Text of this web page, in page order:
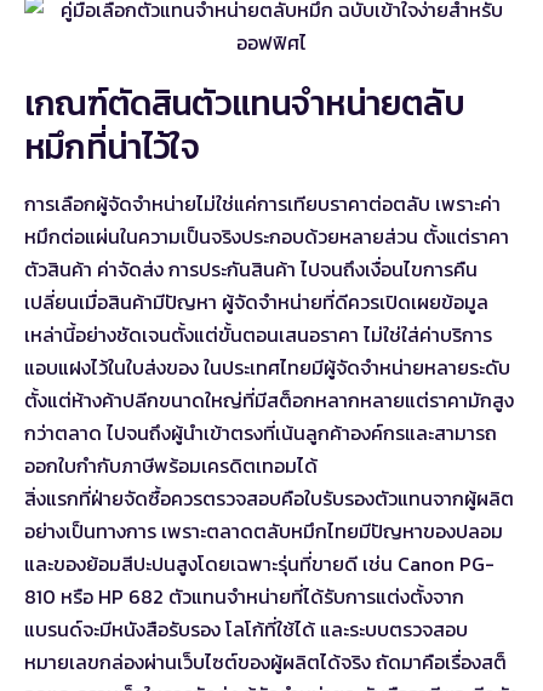
เกณฑ์ตัดสินตัวแทนจำหน่ายตลับ
หมึกที่น่าไว้ใจ
การเลือกผู้จัดจำหน่ายไม่ใช่แค่การเทียบราคาต่อตลับ เพราะค่า
หมึกต่อแผ่นในความเป็นจริงประกอบด้วยหลายส่วน ตั้งแต่ราคา
ตัวสินค้า ค่าจัดส่ง การประกันสินค้า ไปจนถึงเงื่อนไขการคืน
เปลี่ยนเมื่อสินค้ามีปัญหา ผู้จัดจำหน่ายที่ดีควรเปิดเผยข้อมูล
เหล่านี้อย่างชัดเจนตั้งแต่ขั้นตอนเสนอราคา ไม่ใช่ใส่ค่าบริการ
แอบแฝงไว้ในใบส่งของ ในประเทศไทยมีผู้จัดจำหน่ายหลายระดับ
ตั้งแต่ห้างค้าปลีกขนาดใหญ่ที่มีสต็อกหลากหลายแต่ราคามักสูง
กว่าตลาด ไปจนถึงผู้นำเข้าตรงที่เน้นลูกค้าองค์กรและสามารถ
ออกใบกำกับภาษีพร้อมเครดิตเทอมได้
สิ่งแรกที่ฝ่ายจัดซื้อควรตรวจสอบคือใบรับรองตัวแทนจากผู้ผลิต
อย่างเป็นทางการ เพราะตลาดตลับหมึกไทยมีปัญหาของปลอม
และของย้อมสีปะปนสูงโดยเฉพาะรุ่นที่ขายดี เช่น Canon PG-
810 หรือ HP 682 ตัวแทนจำหน่ายที่ได้รับการแต่งตั้งจาก
แบรนด์จะมีหนังสือรับรอง โลโก้ที่ใช้ได้ และระบบตรวจสอบ
หมายเลขกล่องผ่านเว็บไซต์ของผู้ผลิตได้จริง ถัดมาคือเรื่องสต็